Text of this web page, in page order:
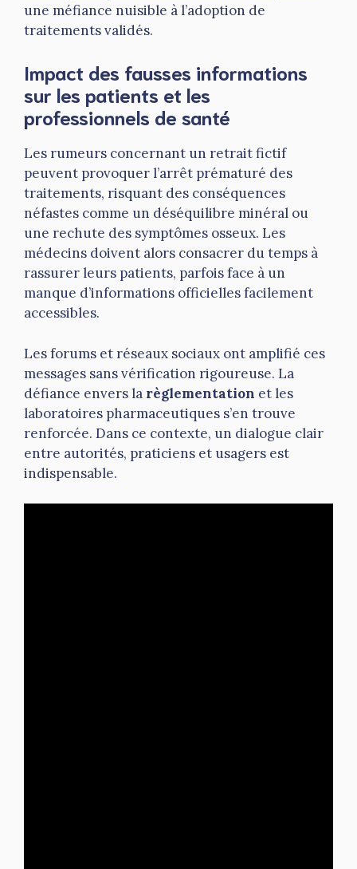
une méfiance nuisible à l’adoption de
traitements validés.
Impact des fausses informations
sur les patients et les
professionnels de santé
Les rumeurs concernant un retrait fictif
peuvent provoquer l’arrêt prématuré des
traitements, risquant des conséquences
néfastes comme un déséquilibre minéral ou
une rechute des symptômes osseux. Les
médecins doivent alors consacrer du temps à
rassurer leurs patients, parfois face à un
manque d’informations officielles facilement
accessibles.
Les forums et réseaux sociaux ont amplifié ces
messages sans vérification rigoureuse. La
défiance envers la règlementation et les
laboratoires pharmaceutiques s’en trouve
renforcée. Dans ce contexte, un dialogue clair
entre autorités, praticiens et usagers est
indispensable.